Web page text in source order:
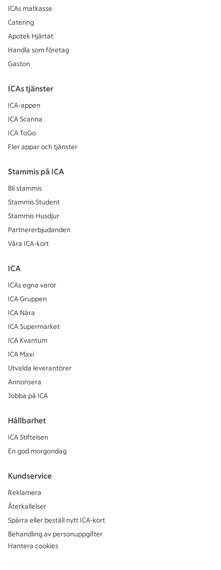
ICAs matkasse
Catering
Apotek Hjärtat
Handla som företag
Gaston
ICAs tjänster
ICA-appen
ICA Scanna
ICA ToGo
Fler appar och tjänster
Stammis på ICA
Bli stammis
Stammis Student
Stammis Husdjur
Partnererbjudanden
Våra ICA-kort
ICA
ICAs egna varor
ICA Gruppen
ICA Nära
ICA Supermarket
ICA Kvantum
ICA Maxi
Utvalda leverantörer
Annonsera
Jobba på ICA
Hållbarhet
ICA Stiftelsen
En god morgondag
Kundservice
Reklamera
Återkallelser
Spärra eller beställ nytt ICA-kort
Behandling av personuppgifter
Hantera cookies